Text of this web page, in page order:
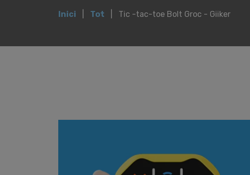
Inici Tot Tic -tac-toe Bolt Groc - Giiker